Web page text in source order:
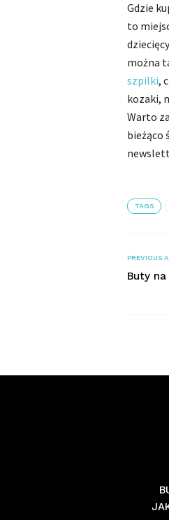
Gdzie
to
można
szpilki,
kozaki,
Warto
bieżąco
TAGS
PREVIOUS
Buty